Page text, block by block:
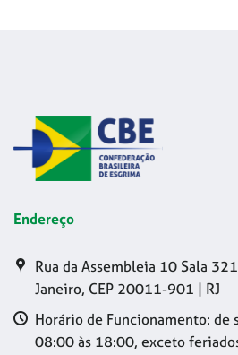
Endereço
Rua da Assembleia 10 Sala
Janeiro, CEP 20011-901 | RJ
Horário de Funcionamento: de
08:00 às 18:00, exceto